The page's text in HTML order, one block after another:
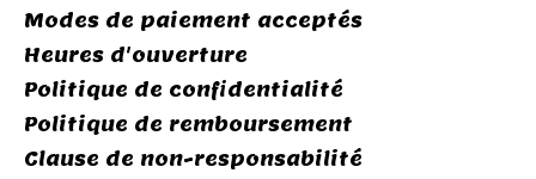
Modes de paiement acceptés
Heures d'ouverture
Politique de confidentialité
Politique de remboursement
Clause de non-responsabilité